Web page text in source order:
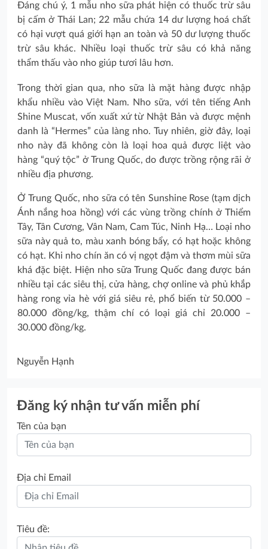
Đáng chú ý, 1 mẫu nho sữa phát hiện có thuốc trừ sâu
bị cấm ở Thái Lan; 22 mẫu chứa 14 dư lượng hoá chất
có hại vượt quá giới hạn an toàn và 50 dư lượng thuốc
trừ sâu khác. Nhiều loại thuốc trừ sâu có khả năng
thẩm thấu vào nho giúp tươi lâu hơn.
Trong thời gian qua, nho sữa là mặt hàng được nhập
khẩu nhiều vào Việt Nam. Nho sữa, với tên tiếng Anh
Shine Muscat, vốn xuất xứ từ Nhật Bản và được mệnh
danh là “Hermes” của làng nho. Tuy nhiên, giờ đây, loại
nho này đã không còn là loại hoa quả được liệt vào
hàng “quý tộc” ở Trung Quốc, do được trồng rộng rãi ở
nhiều địa phương.
Ở Trung Quốc, nho sữa có tên Sunshine Rose (tạm dịch
Ánh nắng hoa hồng) với các vùng trồng chính ở Thiểm
Tây, Tân Cương, Vân Nam, Cam Túc, Ninh Hạ… Loại nho
sữa này quả to, màu xanh bóng bẩy, có hạt hoặc không
có hạt. Khi nho chín ăn có vị ngọt đậm và thơm mùi sữa
khá đặc biệt. Hiện nho sữa Trung Quốc đang được bán
nhiều tại các siêu thị, cửa hàng, chợ online và phủ khắp
hàng rong vỉa hè với giá siêu rẻ, phổ biến từ 50.000 –
80.000 đồng/kg, thậm chí có loại giá chỉ 20.000 –
30.000 đồng/kg.
Nguyễn Hạnh
Đăng ký nhận tư vấn miễn phí
Tên của bạn
Địa chỉ Email
Tiêu đề: